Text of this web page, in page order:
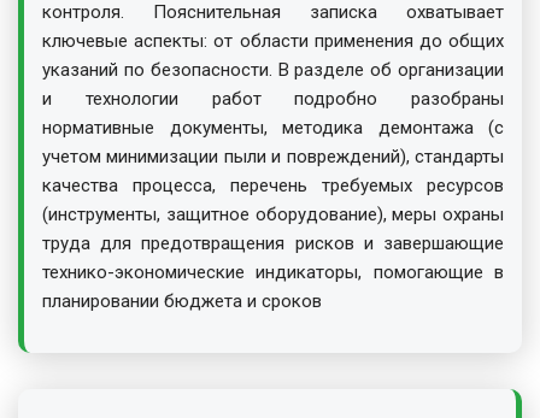
контроля. Пояснительная записка охватывает
ключевые аспекты: от области применения до общих
указаний по безопасности. В разделе об организации
и технологии работ подробно разобраны
нормативные документы, методика демонтажа (с
учетом минимизации пыли и повреждений), стандарты
качества процесса, перечень требуемых ресурсов
(инструменты, защитное оборудование), меры охраны
труда для предотвращения рисков и завершающие
технико-экономические индикаторы, помогающие в
планировании бюджета и сроков